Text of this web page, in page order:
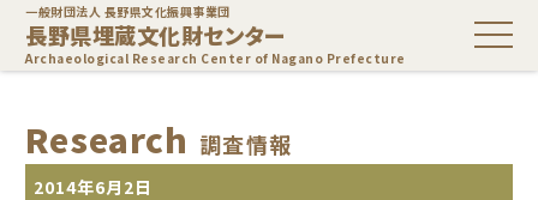
一般財団法人 長野県文化振興事業団
長野県埋蔵文化財センター
Archaeological Research Center of Nagano Prefecture
Research 調査情報
2014年6月2日